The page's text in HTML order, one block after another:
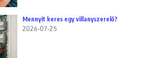
Mennyit keres egy villanyszerelő?
2026-07-25